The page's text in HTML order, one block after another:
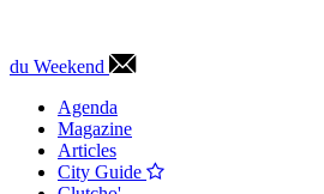
du Weekend
Agenda
Magazine
Articles
City Guide